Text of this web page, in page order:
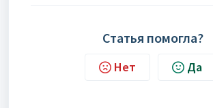
Статья помогла?
Нет Да